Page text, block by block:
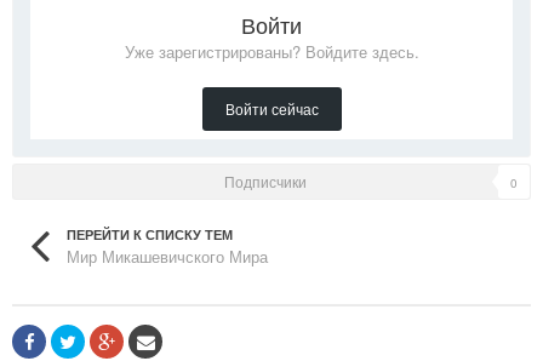
Войти
Уже зарегистрированы? Войдите здесь.
Войти сейчас
Подписчики 0
ПЕРЕЙТИ К СПИСКУ ТЕМ
Мир Микашевичского Мира